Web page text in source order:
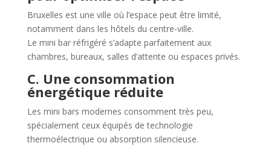
Bruxelles est une ville où l’espace peut être limité,
notamment dans les hôtels du centre-ville.
Le mini bar réfrigéré s’adapte parfaitement aux
chambres, bureaux, salles d’attente ou espaces privés.
C. Une consommation
énergétique réduite
Les mini bars modernes consomment très peu,
spécialement ceux équipés de technologie
thermoélectrique ou absorption silencieuse.